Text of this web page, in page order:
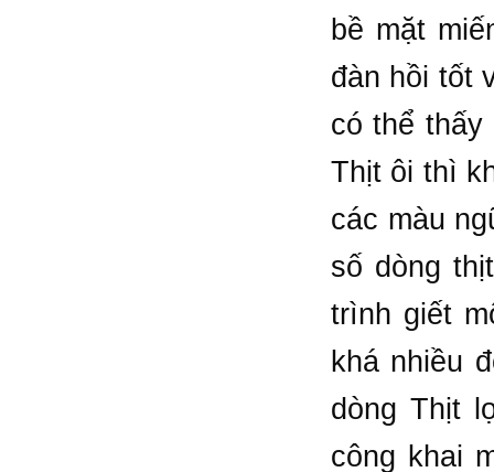
bề mặt
đàn hồi tốt
có thể
Thịt ôi thì
các màu
số dòng
trình giết
khá nhiều
dòng Thịt
công khai